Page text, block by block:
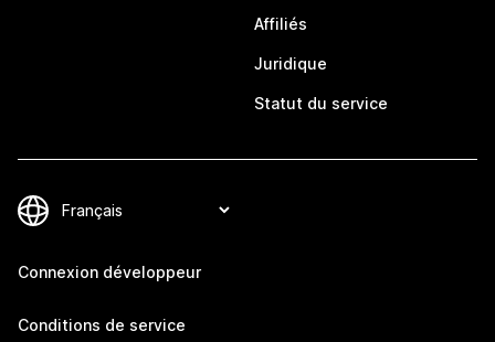
Affiliés
Juridique
Statut du service
Connexion développeur
Conditions de service